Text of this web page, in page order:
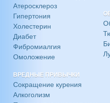
Атеросклероз
Гипертония
Холестерин
Диабет
Фибромиалгия
Омоложение
ВРЕДНЫЕ ПРИВЫЧКИ
Сокращение курения
Алкоголизм